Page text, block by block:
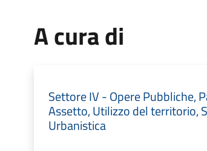
A cura di
Settore IV - Opere Pubbliche,
Assetto, Utilizzo del territorio,
Urbanistica